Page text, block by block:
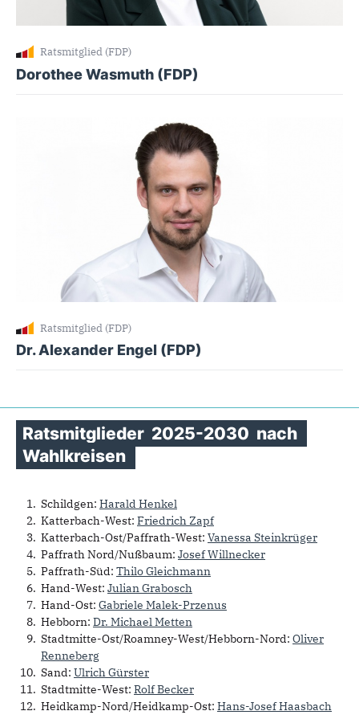
Ratsmitglied (FDP)
Dorothee Wasmuth (FDP)
Ratsmitglied (FDP)
Dr. Alexander Engel (FDP)
Ratsmitglieder 2025-2030 nach
Wahlkreisen
Schildgen: Harald Henkel
Katterbach-West: Friedrich Zapf
Katterbach-Ost/Paffrath-West: Vanessa Steinkrüger
Paffrath Nord/Nußbaum: Josef Willnecker
Paffrath-Süd: Thilo Gleichmann
Hand-West: Julian Grabosch
Hand-Ost: Gabriele Malek-Przenus
Hebborn: Dr. Michael Metten
Stadtmitte-Ost/Roamney-West/Hebborn-Nord: Oliver
Renneberg
Sand: Ulrich Gürster
Stadtmitte-West: Rolf Becker
Heidkamp-Nord/Heidkamp-Ost: Hans-Josef Haasbach